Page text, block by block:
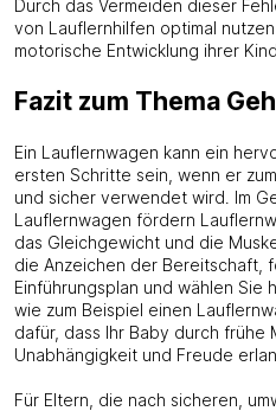
Durch das Vermeiden dieser
von Lauflernhilfen optimal
motorische Entwicklung ihrer
Fazit zum Thema
Ein Lauflernwagen kann ein
ersten Schritte sein, wenn er
und sicher verwendet wird. Im
Lauflernwagen fördern
das Gleichgewicht und die
die Anzeichen der Bereitschaft,
Einführungsplan und wählen Sie
wie zum Beispiel einen
dafür, dass Ihr Baby durch frühe
Unabhängigkeit und Freude
Für Eltern, die nach sicheren,